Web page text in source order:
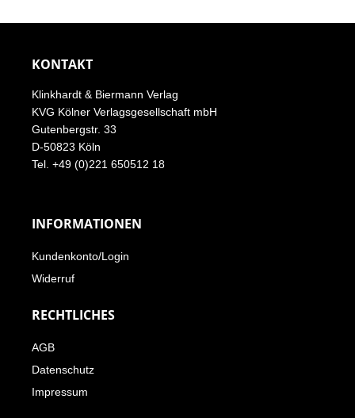
KONTAKT
Klinkhardt & Biermann Verlag
KVG Kölner Verlagsgesellschaft mbH
Gutenbergstr. 33
D-50823 Köln
Tel. +49 (0)221 650512 18
INFORMATIONEN
Kundenkonto/Login
Widerruf
RECHTLICHES
AGB
Datenschutz
Impressum